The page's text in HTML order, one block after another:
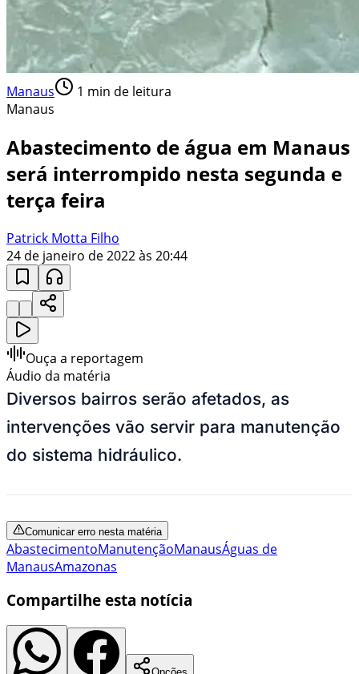
Manaus 1 min de leitura
Manaus
Abastecimento de água em Manaus
será interrompido nesta segunda e
terça feira
Patrick Motta Filho
24 de janeiro de 2022 às 20:44
Ouça a reportagem
Áudio da matéria
Diversos bairros serão afetados, as
intervenções vão servir para manutenção
do sistema hidráulico.
Comunicar erro nesta matéria
AbastecimentoManutençãoManausÁguas de
ManausAmazonas
Compartilhe esta notícia